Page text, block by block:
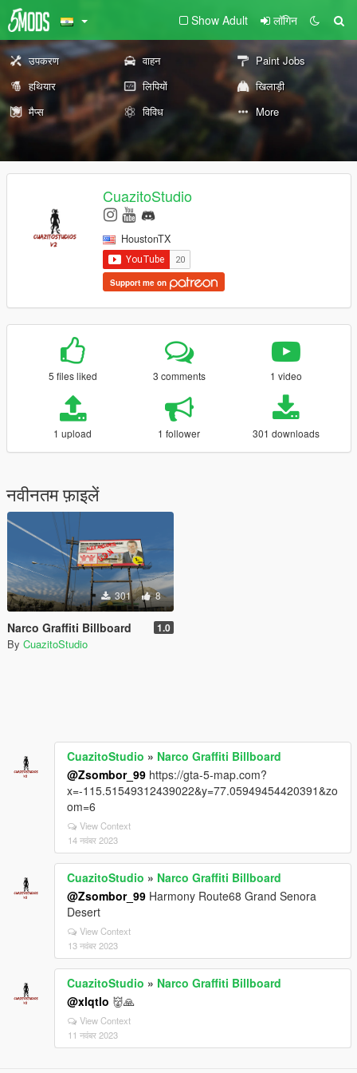
Show Adult लॉगिन
उपकरण वाहन
Paint Jobs
हथियार
लिपियों
खिलाड़ी
मैप्स
विविध More
CuazitoStudio
HoustonTX
Support me on
5 files liked 3 comments 1 video
1 upload 1 follower 301 downloads
नवीनतम फ़ाइलें
301 8
Narco Graffiti Billboard 1.0
By CuazitoStudio
CuazitoStudio » Narco Graffiti Billboard
@Zsombor_99 https://gta-5-map.com?
x=-115.51549312439022&y=77.05949454420391&zo
om=6
View Context
14 नवंबर 2023
CuazitoStudio » Narco Graffiti Billboard
@Zsombor_99 Harmony Route68 Grand Senora
Desert
View Context
13 नवंबर 2023
CuazitoStudio » Narco Graffiti Billboard
@xlqtlo 👹🙏
View Context
11 नवंबर 2023